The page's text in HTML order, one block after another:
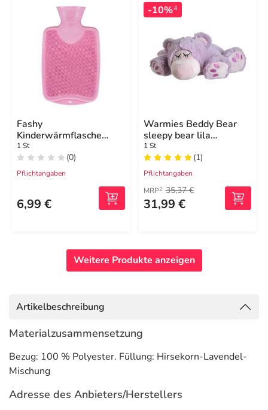
Fashy
Kinderwärmflasche
Halblamelle rosa
1 St
(0)
Pflichtangaben
6,99 €
-10%4
Warmies Beddy Bear
sleepy bear lila
herausneh.
1 St
(1)
Pflichtangaben
MRP2 35,37 €
31,99 €
Weitere Produkte anzeigen
Artikelbeschreibung
Materialzusammensetzung
Bezug: 100 % Polyester. Füllung: Hirsekorn-Lavendel-
Mischung
Adresse des Anbieters/Herstellers